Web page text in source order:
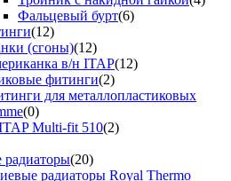
Фальцевый бурт(6)
(12)
(сгоны)(12)
в/н ITAP(12)
фитинги(2)
для металлопластиковых
(0)
Multi-fit 510(2)
(20)
радиаторы Royal Thermo